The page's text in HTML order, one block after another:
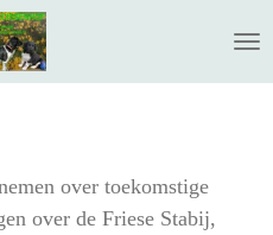
over toekomstige
over de Friese Stabij,